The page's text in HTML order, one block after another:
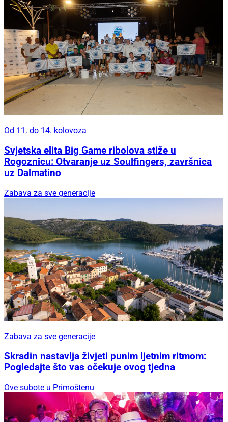
Od 11. do 14. kolovoza
Svjetska elita Big Game ribolova stiže u
Rogoznicu: Otvaranje uz Soulfingers, završnica
uz Dalmatino
Zabava za sve generacije
Zabava za sve generacije
Skradin nastavlja živjeti punim ljetnim ritmom:
Pogledajte što vas očekuje ovog tjedna
Ove subote u Primoštenu